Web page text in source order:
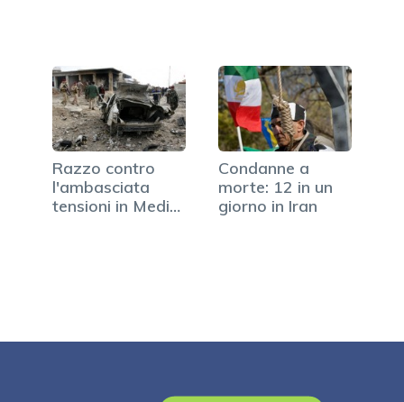
Razzo contro
l'ambasciata
tensioni in Medio
Condanne a
morte: 12 in un
giorno in Iran